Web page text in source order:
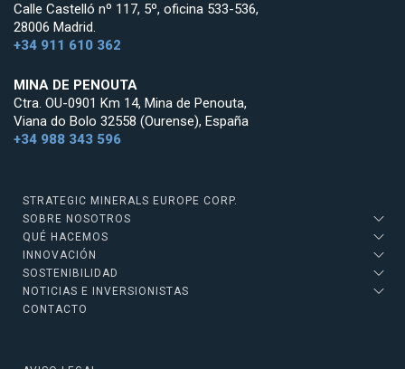
Calle Castelló nº 117, 5º, oficina 533-536,
28006 Madrid.
+34 911 610 362
MINA DE PENOUTA
Ctra. OU-0901 Km 14, Mina de Penouta,
Viana do Bolo 32558 (Ourense), España
+34 988 343 596
STRATEGIC MINERALS EUROPE CORP.
SOBRE NOSOTROS
QUÉ HACEMOS
INNOVACIÓN
SOSTENIBILIDAD
NOTICIAS E INVERSIONISTAS
CONTACTO